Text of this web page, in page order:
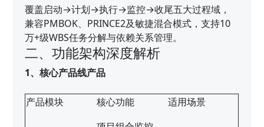
覆盖启动→计划→执行→监控→收尾五大过程域，
兼容PMBOK、PRINCE2及敏捷混合模式，支持10
万+级WBS任务分解与依赖关系管理。
二、功能架构深度解析
1、核心产品线产品
产品模块 核心功能
适用场景